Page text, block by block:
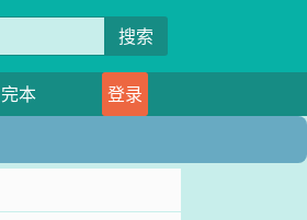
搜索
完本
登录